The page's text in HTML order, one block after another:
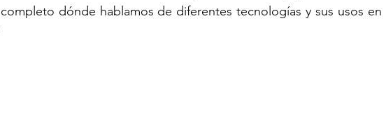
dónde hablamos de diferentes tecnologías y sus usos en